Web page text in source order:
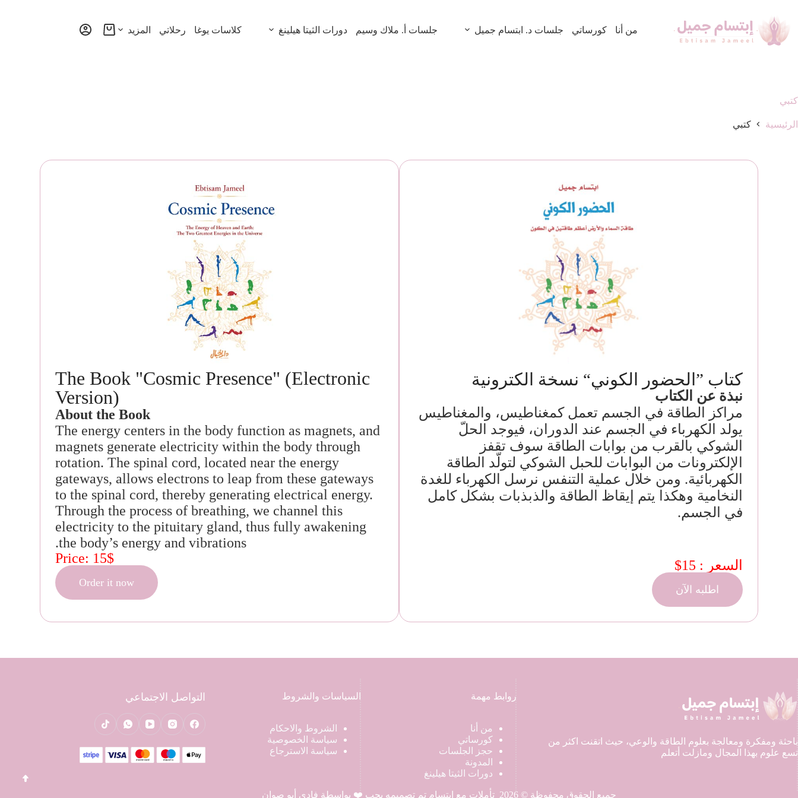
من أنا كورساتي جلسات د. ابتسام جميل جلسات أ. ملاك وسيم دورات الثيتا هيلينغ كلاسات يوغا رحلاتي المزيد
كتبي
الرئيسية كتبي
كتاب ”الحضور الكوني“ نسخة الكترونية
نبذة عن الكتاب
مراكز الطاقة في الجسم تعمل كمغناطيس، والمغناطيس
يولد الكهرباء في الجسم عند الدوران، فيوجد الحلّ
الشوكي بالقرب من بوابات الطاقة سوف تقفز
الإلكترونات من البوابات للحبل الشوكي لتولّد الطاقة
الكهربائية. ومن خلال عملية التنفس نرسل الكهرباء للغدة
النخامية وهكذا يتم إيقاظ الطاقة والذبذبات بشكل كامل
في الجسم.
السعر : 15$
اطلبه الآن
The Book "Cosmic Presence" (electronic
Version)
About the Book
The energy centers in the body function as magnets, and
magnets generate electricity within the body through
rotation. The spinal cord, located near the energy
gateways, allows electrons to leap from these gateways
to the spinal cord, thereby generating electrical energy.
Through the process of breathing, we channel this
electricity to the pituitary gland, thus fully awakening
the body’s energy and vibrations.
Price: 15$
Order it now
باحثة ومفكرة ومعالجة بعلوم الطاقة والوعي، حيث اتقنت اكثر من
تسع علوم بهذا المجال ومازلت أتعلم
روابط مهمة
من أنا
كورساتي
حجز الجلسات
المدونة
دورات الثيتا هيلينغ
السياسات والشروط
الشروط والاحكام
سياسة الخصوصية
سياسة الاسترجاع
التواصل الاجتماعي
جميع الحقوق محفوظة © 2026 تأملات مع إبتسام تم تصميمه بحب ❤️ بواسطة فادي أبو صوان